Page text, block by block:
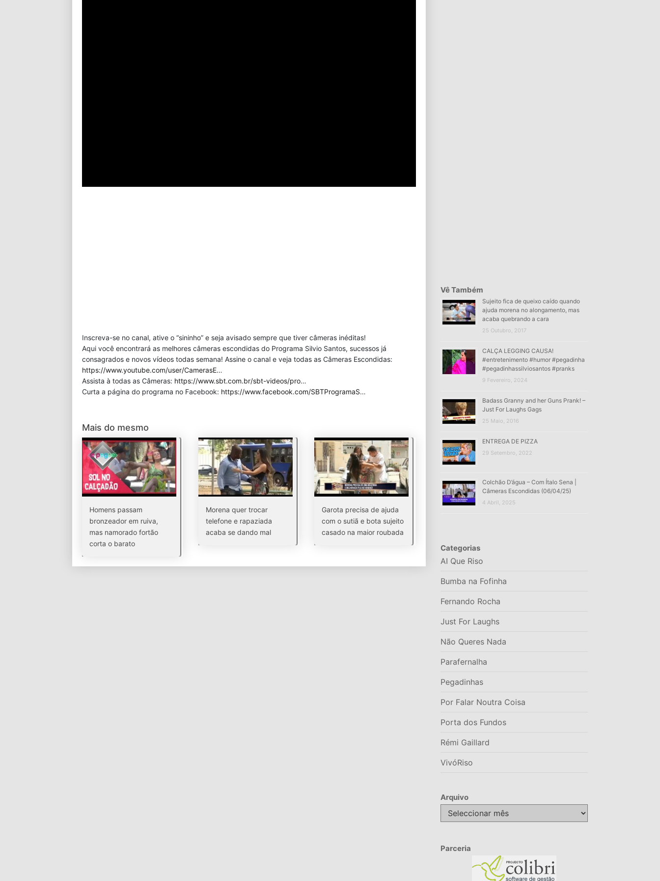
Inscreva-se no canal, ative o “sininho” e seja avisado sempre que tiver câmeras inéditas!
Aqui você encontrará as melhores câmeras escondidas do Programa Silvio Santos, sucessos já
consagrados e novos vídeos todas semana! Assine o canal e veja todas as Câmeras Escondidas:
https://www.youtube.com/user/CamerasE…
Assista à todas as Câmeras: https://www.sbt.com.br/sbt-videos/pro…
Curta a página do programa no Facebook: https://www.facebook.com/SBTProgramaS…
Mais do mesmo
Homens passam
bronzeador em ruiva,
mas namorado fortão
corta o barato
Morena quer trocar
telefone e rapaziada
acaba se dando mal
Garota precisa de ajuda
com o sutiã e bota sujeito
casado na maior roubada
Vê Também
Sujeito fica de queixo caído quando
ajuda morena no alongamento, mas
acaba quebrando a cara
25 Outubro, 2017
CALÇA LEGGING CAUSA!
#entretenimento #humor #pegadinha
#pegadinhassilviosantos #pranks
9 Fevereiro, 2024
Badass Granny and her Guns Prank! –
Just For Laughs Gags
25 Maio, 2016
ENTREGA DE PIZZA
29 Setembro, 2022
Colchão D’água – Com Ítalo Sena |
Câmeras Escondidas (06/04/25)
4 Abril, 2025
Categorias
AI Que Riso
Bumba na Fofinha
Fernando Rocha
Just For Laughs
Não Queres Nada
Parafernalha
Pegadinhas
Por Falar Noutra Coisa
Porta dos Fundos
Rémi Gaillard
VivóRiso
Arquivo
Arquivo
Parceria